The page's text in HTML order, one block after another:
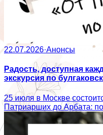
22.07.2026·Анонсы
Радость, доступная
экскурсия по
25 июля в Москве
Патриарших до Арбата: